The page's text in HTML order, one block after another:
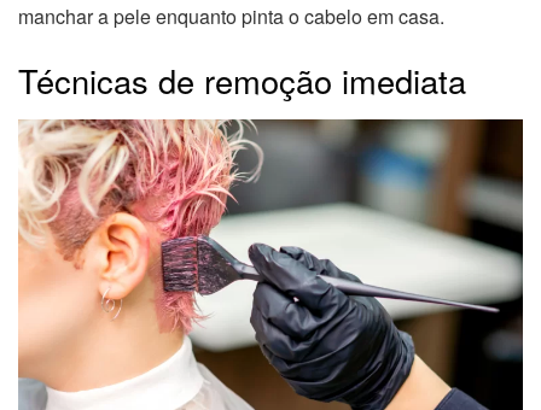
manchar a pele enquanto pinta o cabelo em casa.
Técnicas de remoção imediata